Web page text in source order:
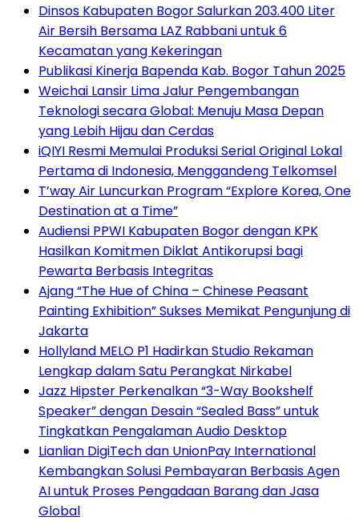
Dinsos Kabupaten Bogor Salurkan 203.400 Liter
Air Bersih Bersama LAZ Rabbani untuk 6
Kecamatan yang Kekeringan
Publikasi Kinerja Bapenda Kab. Bogor Tahun 2025
Weichai Lansir Lima Jalur Pengembangan
Teknologi secara Global: Menuju Masa Depan
yang Lebih Hijau dan Cerdas
iQIYI Resmi Memulai Produksi Serial Original Lokal
Pertama di Indonesia, Menggandeng Telkomsel
T’way Air Luncurkan Program “Explore Korea, One
Destination at a Time”
Audiensi PPWI Kabupaten Bogor dengan KPK
Hasilkan Komitmen Diklat Antikorupsi bagi
Pewarta Berbasis Integritas
Ajang “The Hue of China – Chinese Peasant
Painting Exhibition” Sukses Memikat Pengunjung di
Jakarta
Hollyland MELO P1 Hadirkan Studio Rekaman
Lengkap dalam Satu Perangkat Nirkabel
Jazz Hipster Perkenalkan “3-Way Bookshelf
Speaker” dengan Desain “Sealed Bass” untuk
Tingkatkan Pengalaman Audio Desktop
Lianlian DigiTech dan UnionPay International
Kembangkan Solusi Pembayaran Berbasis Agen
AI untuk Proses Pengadaan Barang dan Jasa
Global